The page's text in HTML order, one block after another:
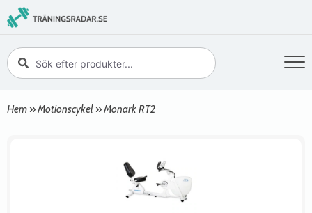
Hem »Motionscykel »Monark RT2